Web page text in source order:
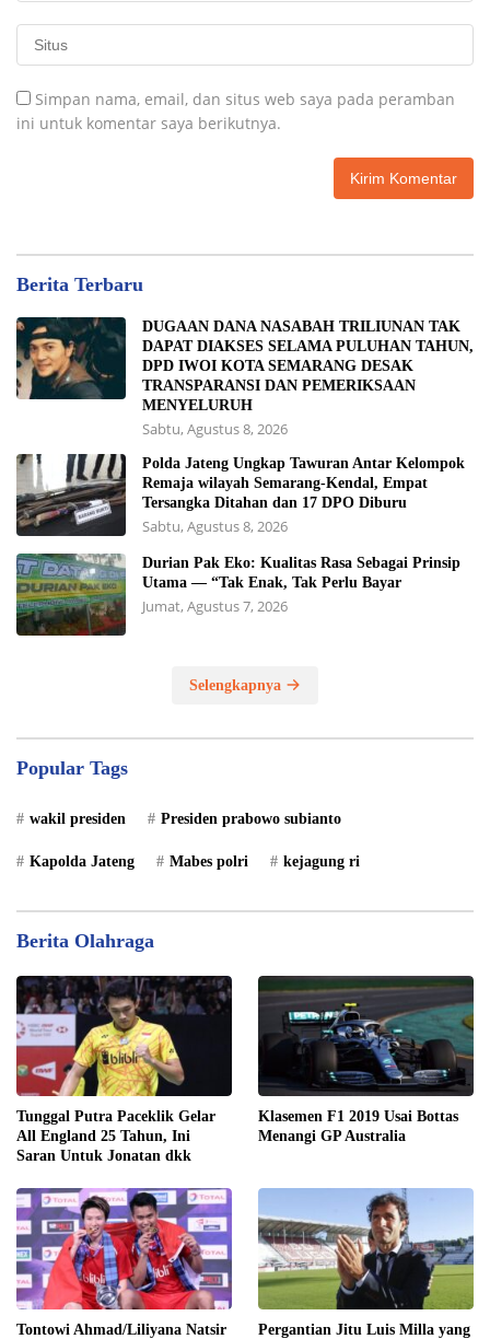
Simpan nama, email, dan situs web saya pada peramban
ini untuk komentar saya berikutnya.
Berita Terbaru
DUGAAN DANA NASABAH TRILIUNAN TAK
DAPAT DIAKSES SELAMA PULUHAN TAHUN,
DPD IWOI KOTA SEMARANG DESAK
TRANSPARANSI DAN PEMERIKSAAN
MENYELURUH
Sabtu, Agustus 8, 2026
Polda Jateng Ungkap Tawuran Antar Kelompok
Remaja wilayah Semarang-Kendal, Empat
Tersangka Ditahan dan 17 DPO Diburu
Sabtu, Agustus 8, 2026
Durian Pak Eko: Kualitas Rasa Sebagai Prinsip
Utama — “Tak Enak, Tak Perlu Bayar
Jumat, Agustus 7, 2026
Selengkapnya
Popular Tags
wakil presiden Presiden prabowo subianto
Kapolda Jateng Mabes polri kejagung ri
Berita Olahraga
Tunggal Putra Paceklik Gelar
All England 25 Tahun, Ini
Saran Untuk Jonatan dkk
Klasemen F1 2019 Usai Bottas
Menangi GP Australia
Tontowi Ahmad/Liliyana Natsir
Pergantian Jitu Luis Milla yang